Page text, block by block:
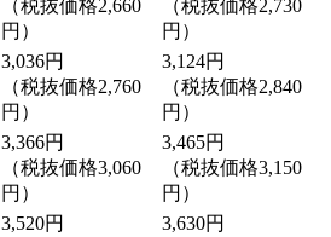
（税抜価格2,660
円）
（税抜価格2,730
円）
3,036円
（税抜価格2,760
円）
3,124円
（税抜価格2,840
円）
3,366円
（税抜価格3,060
円）
3,465円
（税抜価格3,150
円）
3,520円
3,630円